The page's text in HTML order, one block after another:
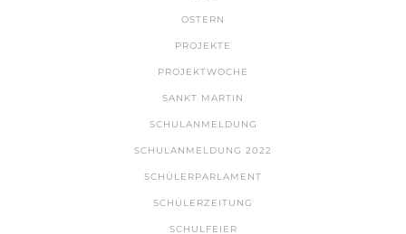
OSTERN
PROJEKTE
PROJEKTWOCHE
SANKT MARTIN
SCHULANMELDUNG
SCHULANMELDUNG 2022
SCHÜLERPARLAMENT
SCHÜLERZEITUNG
SCHULFEIER